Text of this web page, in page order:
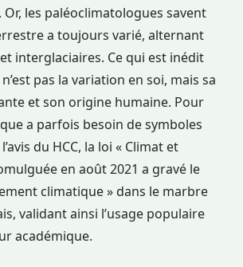
les paléoclimatologues savent
a toujours varié, alternant
interglaciaires. Ce qui est inédit
pas la variation en soi, mais sa
et son origine humaine. Pour
a parfois besoin de symboles
du HCC, la loi « Climat et
en août 2021 a gravé le
climatique » dans le marbre
validant ainsi l’usage populaire
académique.